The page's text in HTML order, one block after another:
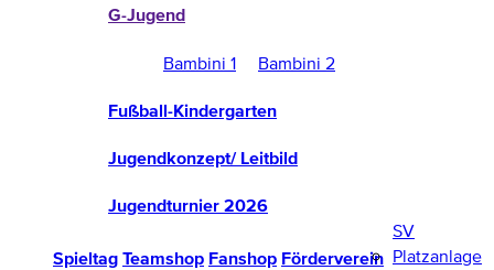
G-Jugend
Bambini 1 Bambini 2
Fußball-Kindergarten
Jugendkonzept/ Leitbild
Jugendturnier 2026
Spieltag Teamshop Fanshop Förderverein
SV
Platzanlage